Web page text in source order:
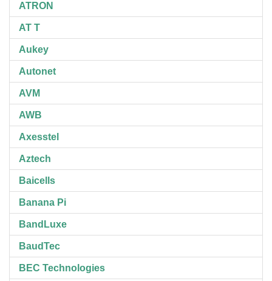
ATRON
AT T
Aukey
Autonet
AVM
AWB
Axesstel
Aztech
Baicells
Banana Pi
BandLuxe
BaudTec
BEC Technologies